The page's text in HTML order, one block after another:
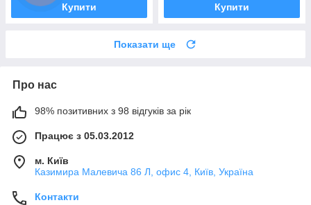
Купити Купити
Показати ще
Про нас
98% позитивних з 98 відгуків за рік
Працює з 05.03.2012
м. Київ
Казимира Малевича 86 Л, офис 4, Київ, Україна
Контакти